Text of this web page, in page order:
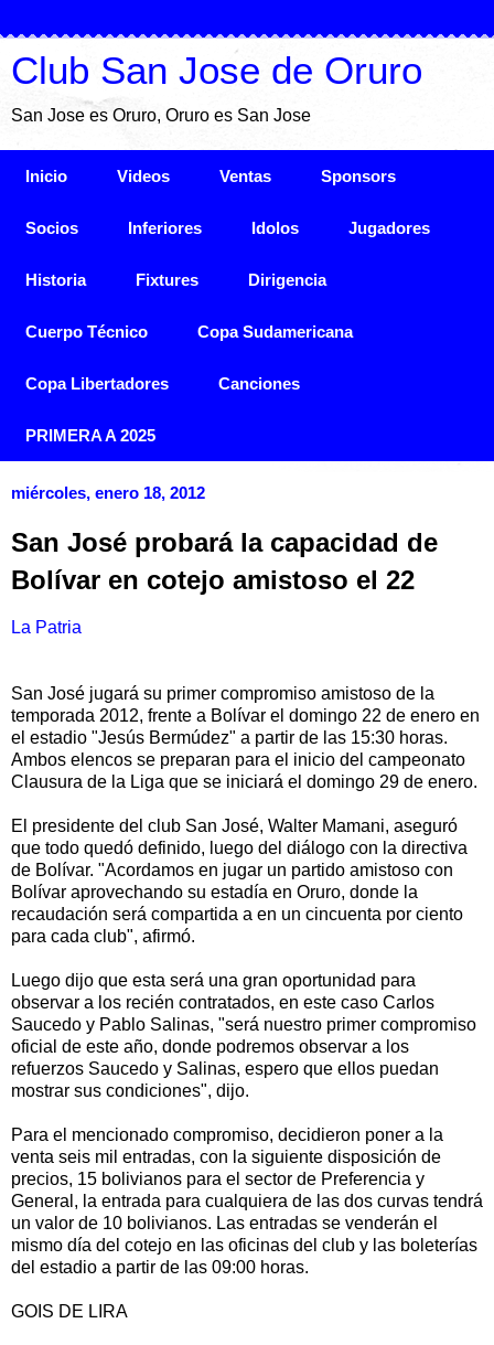
Club San Jose de Oruro
San Jose es Oruro, Oruro es San Jose
Inicio Videos Ventas Sponsors
Socios Inferiores Idolos Jugadores
Historia Fixtures Dirigencia
Cuerpo Técnico Copa Sudamericana
Copa Libertadores Canciones
PRIMERA A 2025
miércoles, enero 18, 2012
San José probará la capacidad de
Bolívar en cotejo amistoso el 22
La Patria
San José jugará su primer compromiso amistoso de la
temporada 2012, frente a Bolívar el domingo 22 de enero en
el estadio "Jesús Bermúdez" a partir de las 15:30 horas.
Ambos elencos se preparan para el inicio del campeonato
Clausura de la Liga que se iniciará el domingo 29 de enero.
El presidente del club San José, Walter Mamani, aseguró
que todo quedó definido, luego del diálogo con la directiva
de Bolívar. "Acordamos en jugar un partido amistoso con
Bolívar aprovechando su estadía en Oruro, donde la
recaudación será compartida a en un cincuenta por ciento
para cada club", afirmó.
Luego dijo que esta será una gran oportunidad para
observar a los recién contratados, en este caso Carlos
Saucedo y Pablo Salinas, "será nuestro primer compromiso
oficial de este año, donde podremos observar a los
refuerzos Saucedo y Salinas, espero que ellos puedan
mostrar sus condiciones", dijo.
Para el mencionado compromiso, decidieron poner a la
venta seis mil entradas, con la siguiente disposición de
precios, 15 bolivianos para el sector de Preferencia y
General, la entrada para cualquiera de las dos curvas tendrá
un valor de 10 bolivianos. Las entradas se venderán el
mismo día del cotejo en las oficinas del club y las boleterías
del estadio a partir de las 09:00 horas.
GOIS DE LIRA